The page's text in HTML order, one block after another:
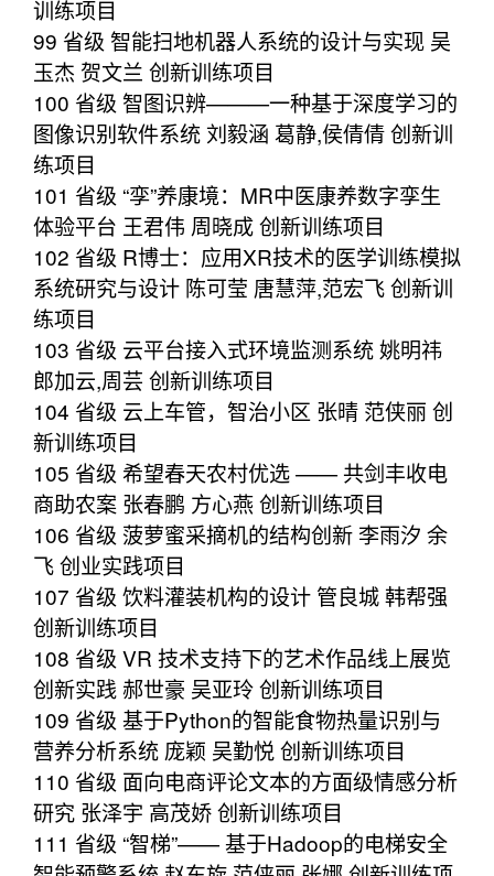
训练项目
99 省级 智能扫地机器人系统的设计与实现 吴
玉杰 贺文兰 创新训练项目
100 省级 智图识辨———一种基于深度学习的
图像识别软件系统 刘毅涵 葛静,侯倩倩 创新训
练项目
101 省级 “孪”养康境：MR中医康养数字孪生
体验平台 王君伟 周晓成 创新训练项目
102 省级 R博士：应用XR技术的医学训练模拟
系统研究与设计 陈可莹 唐慧萍,范宏飞 创新训
练项目
103 省级 云平台接入式环境监测系统 姚明祎
郎加云,周芸 创新训练项目
104 省级 云上车管，智治小区 张晴 范侠丽 创
新训练项目
105 省级 希望春天农村优选 —— 共剑丰收电
商助农案 张春鹏 方心燕 创新训练项目
106 省级 菠萝蜜采摘机的结构创新 李雨汐 余
飞 创业实践项目
107 省级 饮料灌装机构的设计 管良城 韩帮强
创新训练项目
108 省级 VR 技术支持下的艺术作品线上展览
创新实践 郝世豪 吴亚玲 创新训练项目
109 省级 基于Python的智能食物热量识别与
营养分析系统 庞颖 吴勤悦 创新训练项目
110 省级 面向电商评论文本的方面级情感分析
研究 张泽宇 高茂娇 创新训练项目
111 省级 “智梯”—— 基于Hadoop的电梯安全